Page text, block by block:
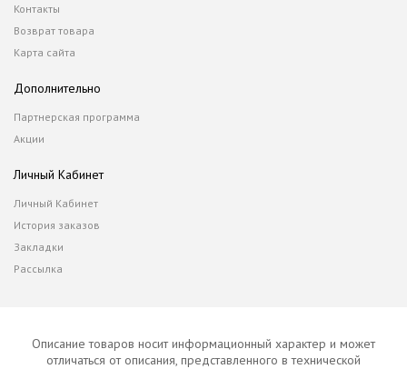
Контакты
Возврат товара
Карта сайта
Дополнительно
Партнерская программа
Акции
Личный Кабинет
Личный Кабинет
История заказов
Закладки
Рассылка
Описание товаров носит информационный характер и может
отличаться от описания, представленного в технической